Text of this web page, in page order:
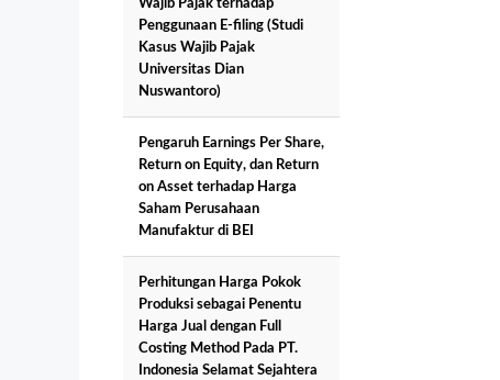
Wajib Pajak terhadap
Penggunaan E-filing (Studi
Kasus Wajib Pajak
Universitas Dian
Nuswantoro)
Pengaruh Earnings Per Share,
Return on Equity, dan Return
on Asset terhadap Harga
Saham Perusahaan
Manufaktur di BEI
Perhitungan Harga Pokok
Produksi sebagai Penentu
Harga Jual dengan Full
Costing Method Pada PT.
Indonesia Selamat Sejahtera